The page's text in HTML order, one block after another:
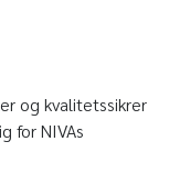
og kvalitetssikrer
for NIVAs